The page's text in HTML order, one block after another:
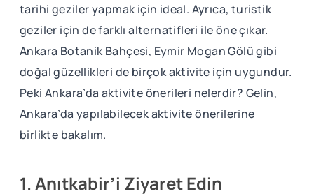
tarihi geziler yapmak için ideal. Ayrıca, turistik
geziler için de farklı alternatifleri ile öne çıkar.
Ankara Botanik Bahçesi, Eymir Mogan Gölü gibi
doğal güzellikleri de birçok aktivite için uygundur.
Peki Ankara’da aktivite önerileri nelerdir? Gelin,
Ankara’da yapılabilecek aktivite önerilerine
birlikte bakalım.
1. Anıtkabir’i Ziyaret Edin